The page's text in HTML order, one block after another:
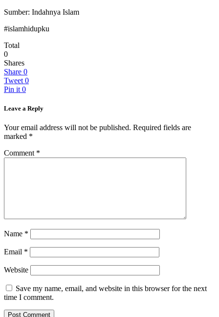
Sumber: Indahnya Islam
#islamhidupku
Total
0
Shares
Share 0
Tweet 0
Pin it 0
Leave a Reply
Your email address will not be published. Required fields are
marked *
Comment *
Name *
Email *
Website
Save my name, email, and website in this browser for the next
time I comment.